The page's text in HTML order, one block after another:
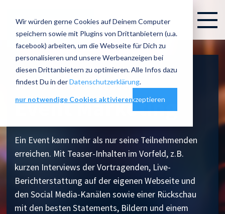
Wir würden gerne Cookies auf Deinem Computer
speichern sowie mit Plugins von Drittanbietern (u.a.
facebook) arbeiten, um die Webseite für Dich zu
personalisieren und unsere Werbeanzeigen bei
diesen Drittanbietern zu optimieren. Alle Infos dazu
findest Du in derDatenschutzerklärung.
Cookie-Einstellungen alles akzeptieren
nur notwendige Cookies aktivieren
Social Media & Webseite
Event Marketing
Ein Event kann mehr als nur seine Teilnehmenden
erreichen. Mit Teaser-Inhalten im Vorfeld, z.B.
kurzen Interviews der Vortragenden, Live-
Berichterstattung auf der eigenen Webseite und
den Social Media-Kanälen sowie einer Rückschau
mit den besten Statements, Bildern und einem